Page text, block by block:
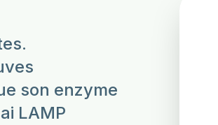
son enzyme
LAMP